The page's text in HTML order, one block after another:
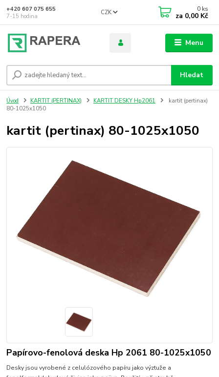
Menu
CZK
Hledat
+420 607 075 655
7-15 hodina
0 ks
za 0,00 Kč
Úvod KARTIT (PERTINAX) KARTIT DESKY Hp2061
kartit (pertinax)
80-1025x1050
kartit (pertinax) 80-1025x1050
Papírovo-fenolová deska Hp 2061 80-1025x1050
Desky jsou vyrobené z celulózového papíru jako výztuže a